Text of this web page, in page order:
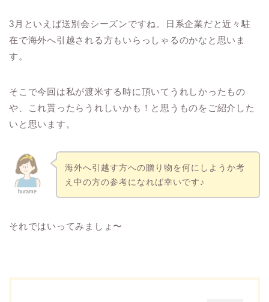
3月といえば送別会シーズンですね。日系企業だと近々駐
在で海外へ引越される方もいらっしゃるのかなと思いま
す。
そこで今回は私が渡米する時に頂いてうれしかったもの
や、これ貰ったらうれしいかも！と思うものをご紹介した
いと思います。
burame
海外へ引越す方への贈り物を何にしようか考
え中の方の参考になれば幸いです♪
それではいってみましょ〜